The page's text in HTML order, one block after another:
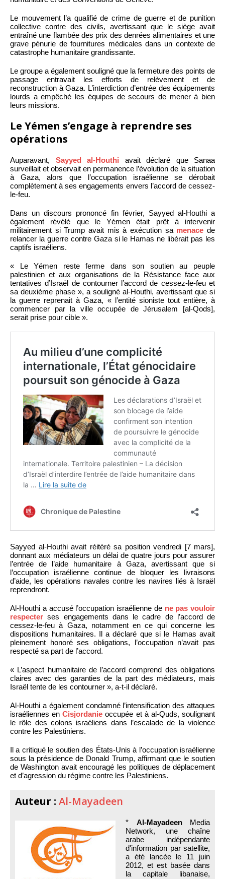
Le mouvement l’a qualifié de crime de guerre et de punition
collective contre des civils, avertissant que le siège avait
entraîné une flambée des prix des denrées alimentaires et une
grave pénurie de fournitures médicales dans un contexte de
catastrophe humanitaire grandissante.
Le groupe a également souligné que la fermeture des points de
passage entravait les efforts de relèvement et de
reconstruction à Gaza. L’interdiction d’entrée des équipements
lourds a empêché les équipes de secours de mener à bien
leurs missions.
Le Yémen s’engage à reprendre ses
opérations
Auparavant, Sayyed al-Houthi avait déclaré que Sanaa
surveillait et observait en permanence l’évolution de la situation
à Gaza, alors que l’occupation israélienne se dérobait
complètement à ses engagements envers l’accord de cessez-
le-feu.
Dans un discours prononcé fin février, Sayyed al-Houthi a
également révélé que le Yémen était prêt à intervenir
militairement si Trump avait mis à exécution sa menace de
relancer la guerre contre Gaza si le Hamas ne libérait pas les
captifs israéliens.
« Le Yémen reste ferme dans son soutien au peuple
palestinien et aux organisations de la Résistance face aux
tentatives d’Israël de contourner l’accord de cessez-le-feu et
sa deuxième phase », a souligné al-Houthi, avertissant que si
la guerre reprenait à Gaza, « l’entité sioniste tout entière, à
commencer par la ville occupée de Jérusalem [al-Qods],
serait prise pour cible ».
Sayyed al-Houthi avait réitéré sa position vendredi [7 mars],
donnant aux médiateurs un délai de quatre jours pour assurer
l’entrée de l’aide humanitaire à Gaza, avertissant que si
l’occupation israélienne continue de bloquer les livraisons
d’aide, les opérations navales contre les navires liés à Israël
reprendront.
Al-Houthi a accusé l’occupation israélienne de ne pas vouloir
respecter ses engagements dans le cadre de l’accord de
cessez-le-feu à Gaza, notamment en ce qui concerne les
dispositions humanitaires. Il a déclaré que si le Hamas avait
pleinement honoré ses obligations, l’occupation n’avait pas
respecté sa part de l’accord.
« L’aspect humanitaire de l’accord comprend des obligations
claires avec des garanties de la part des médiateurs, mais
Israël tente de les contourner », a-t-il déclaré.
Al-Houthi a également condamné l’intensification des attaques
israéliennes enCisjordanie occupée et à al-Quds, soulignant
le rôle des colons israéliens dans l’escalade de la violence
contre les Palestiniens.
Il a critiqué le soutien des États-Unis à l’occupation israélienne
sous la présidence de Donald Trump, affirmant que le soutien
de Washington avait encouragé les politiques de déplacement
et d’agression du régime contre les Palestiniens.
Auteur : Al-Mayadeen
* Al-MayadeenMedia
Network, une chaîne
arabe indépendante
d'information par satellite,
a été lancée le 11 juin
2012, et est basée dans
la capitale libanaise,